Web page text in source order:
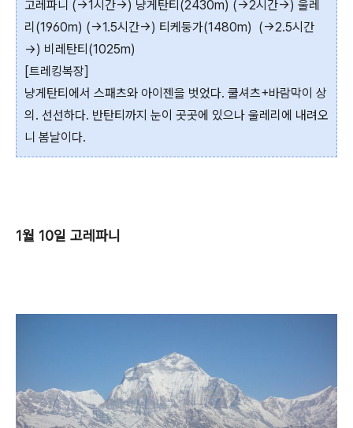
고레파니 (→1시간→) 냥게탄티(2430m) (→2시간→) 울레
리(1960m) (→1.5시간→) 티케둥가(1480m) (→2.5시간
→) 비레탄티(1025m)
[트레킹복장]
냥게탄티에서 스패츠와 아이젠을 벗었다. 쿨셔츠+바람막이 상
의. 선선하다. 반탄티까지 눈이 곳곳에 있으나 울레리에 내려오
니 봄날이다.
1월 10일 고레파니